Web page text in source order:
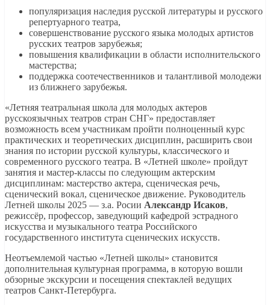
популяризация наследия русской литературы и русского
репертуарного театра,
совершенствование русского языка молодых артистов
русских театров зарубежья;
повышения квалификации в области исполнительского
мастерства;
поддержка соотечественников и талантливой молодежи
из ближнего зарубежья.
«Летняя театральная школа для молодых актеров
русскоязычных театров стран СНГ» предоставляет
возможность всем участникам пройти полноценный курс
практических и теоретических дисциплин, расширить свои
знания по истории русской культуры, классического и
современного русского театра. В «Летней школе» пройдут
занятия и мастер-классы по следующим актерским
дисциплинам: мастерство актера, сценическая речь,
сценический вокал, сценическое движение. Руководитель
Летней школы 2025 — з.а. Росии Александр Исаков,
режиссёр, профессор, заведующий кафедрой эстрадного
искусства и музыкального театра Российского
государственного института сценических искусств.
Неотъемлемой частью «Летней школы» становится
дополнительная культурная программа, в которую вошли
обзорные экскурсии и посещения спектаклей ведущих
театров Санкт-Петербурга.